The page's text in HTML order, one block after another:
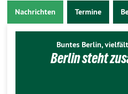
Nachrichten Termine
Buntes Berlin,
Berlin steht